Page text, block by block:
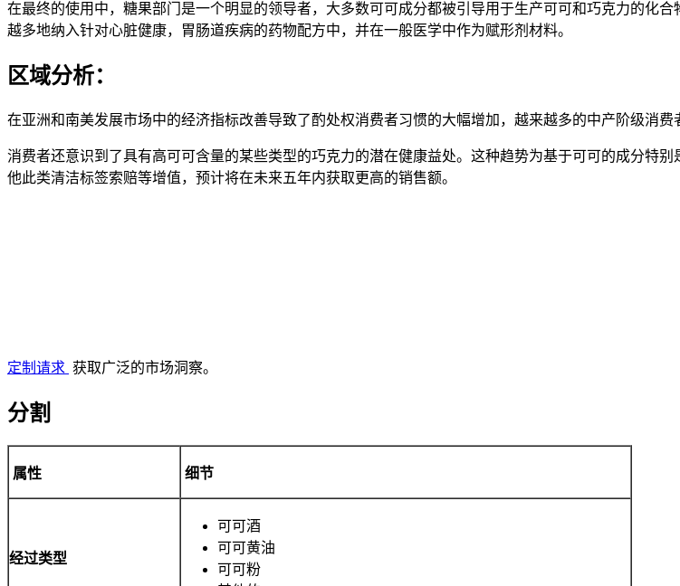
在最终的使用中，糖果部门是一个明显的领导者，大多数可可成分都被引导用于生产可可和巧克力的化
越多地纳入针对心脏健康，胃肠道疾病的药物配方中，并在一般医学中作为赋形剂材料。
区域分析：
在亚洲和南美发展市场中的经济指标改善导致了酌处权消费者习惯的大幅增加，越来越多的中产阶级消
消费者还意识到了具有高可可含量的某些​​类型的巧克力的潜在健康益处。这种趋势为基于可可的成分特
他此类清洁标签索赔等增值，预计将在未来五年内获取更高的销售额。
定制请求 获取广泛的市场洞察。
分割
属性 细节
经过类型
可可酒
可可黄油
可可粉